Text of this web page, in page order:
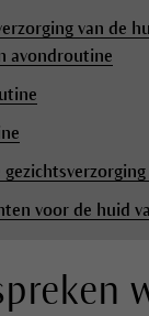
van de
avondroutine
voor de huid